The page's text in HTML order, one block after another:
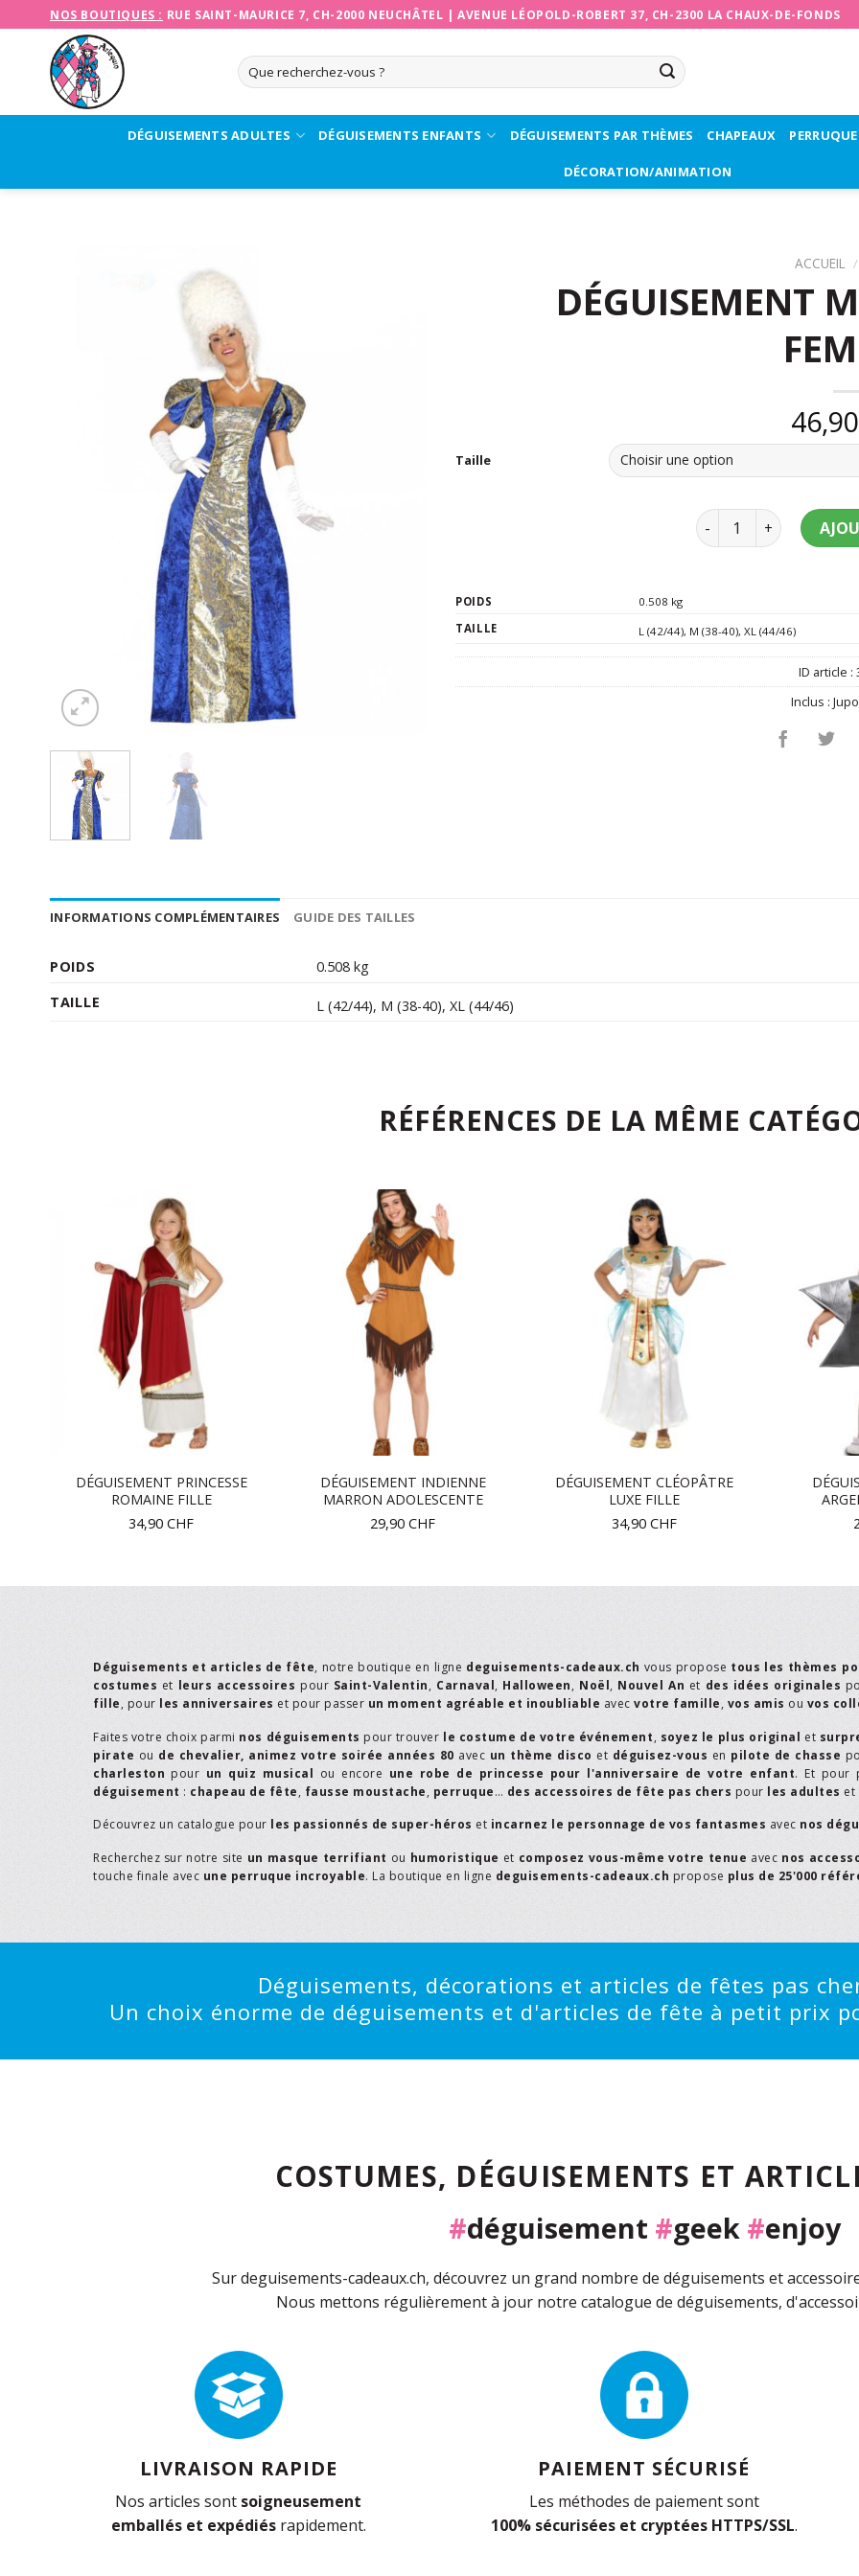
to
content
NOS BOUTIQUES : RUE SAINT-MAURICE 7, CH-2000 NEUCHÂTEL |AVENUE LÉOPOLD-ROBERT 37, CH-2300 LA CHAUX-DE-FONDS
Recherche
pour :
DÉGUISEMENTS ADULTES DÉGUISEMENTS ENFANTS DÉGUISEMENTS PAR THÈMES CHAPEAUX
DÉCORATION/ANIMATION
ACCUEIL /
DÉGUISEMENT
Taille
quantité de
POIDS
0.508 kg
TAILLE
L (42/44), M (38-40),XL (44/46)
ID article :
Inclus :
INFORMATIONS COMPLÉMENTAIRES GUIDE DES TAILLES
POIDS
0.508 kg
TAILLE
L (42/44), M (38-40),XL (44/46)
RÉFÉRENCES DE LA MÊME
DÉGUISEMENT PRINCESSE
ROMAINE FILLE
34,90 CHF
DÉGUISEMENT INDIENNE
MARRON ADOLESCENTE
29,90 CHF
DÉGUISEMENT CLÉOPÂTRE
LUXE FILLE
34,90 CHF
Déguisements et articles de fête, notre boutique en ligne deguisements-cadeaux.ch vous propose tous les thèmes
costumes et leurs accessoires pour Saint-Valentin, Carnaval, Halloween, Noël, Nouvel An et des idées originales
fille, pour les anniversaires et pour passer un moment agréable et inoubliable avec votre famille, vos amis ou vos
Faites votre choix parmi nos déguisements pour trouver le costume de votre événement, soyez le plus original et
pirate ou de chevalier, animez votre soirée années 80 avec un thème disco et déguisez-vous en pilote de chasse
charleston pour un quiz musical ou encore une robe de princesse pour l'anniversaire de votre enfant. Et pour
déguisement : chapeau de fête, fausse moustache, perruque… des accessoires de fête pas chers pour les adultes et
Découvrez un catalogue pour les passionnés de super-héros et incarnez le personnage de vos fantasmes avec nos
Recherchez sur notre site un masque terrifiant ou humoristique et composez vous-même votre tenue avec nos
touche finale avec une perruque incroyable. La boutique en ligne deguisements-cadeaux.ch propose plus de 25'000
Déguisements, décorations et articles de fêtes pas
Un choix énorme de déguisements et d'articles de fête à petit prix
COSTUMES, DÉGUISEMENTS ET
#déguisement #geek #enjoy
Sur deguisements-cadeaux.ch, découvrez un grand nombre de déguisements et
Nous mettons régulièrement à jour notre catalogue de déguisements,
LIVRAISON RAPIDE
Nos articles sont soigneusement
emballés et expédiésrapidement.
PAIEMENT SÉCURISÉ
Les méthodes de paiement sont
100% sécurisées et cryptées HTTPS/SSL.